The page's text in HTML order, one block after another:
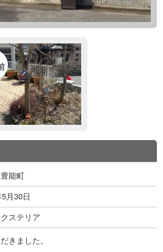
能町
月30日
ステリア
きました。